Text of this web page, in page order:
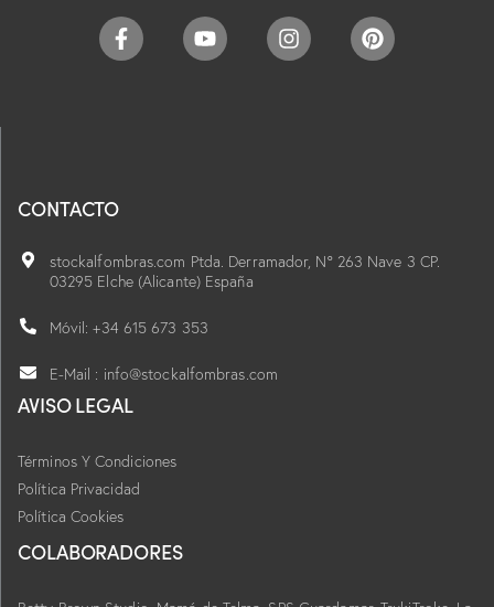
CONTACTO
stockalfombras.com Ptda. Derramador, Nº 263 Nave 3 CP.
03295 Elche (Alicante) España
Móvil: +34 615 673 353
E-Mail : info@stockalfombras.com
AVISO LEGAL
Términos Y Condiciones
Política Privacidad
Política Cookies
COLABORADORES